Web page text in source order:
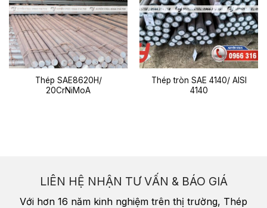
Thép SAE8620H/
20CrNiMoA
Thép tròn SAE 4140/ AISI
4140
LIÊN HỆ NHẬN TƯ VẤN & BÁO GIÁ
Với hơn 16 năm kinh nghiệm trên thị trường, Thép